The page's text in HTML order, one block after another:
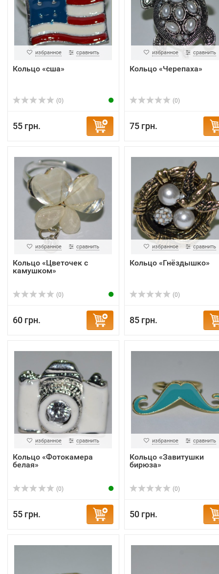
избранное сравнить
Кольцо «сша»
(0)
55 грн.
избранное сравнить
Кольцо «Черепаха»
(0)
75 грн.
избранное сравнить
Кольцо «Цветочек с
камушком»
(0)
60 грн.
избранное сравнить
Кольцо «Гнёздышко»
(0)
85 грн.
избранное сравнить
Кольцо «Фотокамера
белая»
(0)
55 грн.
избранное сравнить
Кольцо «Завитушки
бирюза»
(0)
50 грн.